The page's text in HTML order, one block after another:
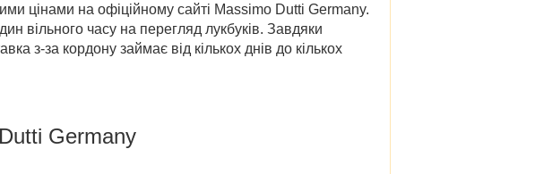
цінами на офіційному сайті Massimo Dutti Germany.
вільного часу на перегляд лукбуків. Завдяки
з-за кордону займає від кількох днів до кількох
Germany